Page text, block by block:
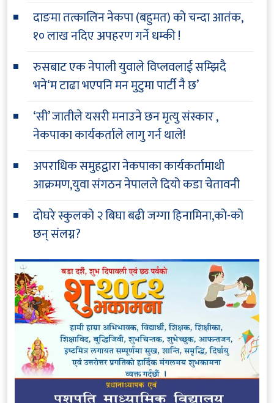
दाङमा तत्कालिन नेकपा (बहुमत) को चन्दा आतंक,
१० लाख नदिए अपहरण गर्ने धम्की !
रुसबाट एक नेपाली युवाले विप्लवलाई सम्झिदै
भने‘म टाढा भएपनि मन मुटुमा पार्टी नै छ’
‘सी’ जातीले यसरी मनाउने छन मृत्यु संस्कार ,
नेकपाका कार्यकर्ताले लागु गर्न थाले!
अपराधिक समुहद्वारा नेकपाका कार्यकर्तामाथी
आक्रमण,युवा संगठन नेपालले दियो कडा चेतावनी
दोघरे स्कुलको २ बिघा बढी जग्गा हिनामिना,को-को
छन् संलग्न?